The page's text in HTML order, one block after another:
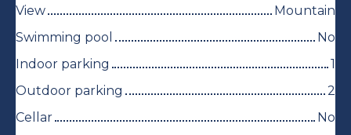
View
Mountain
Swimming pool
No
Indoor parking
1
Outdoor parking
2
Cellar
No